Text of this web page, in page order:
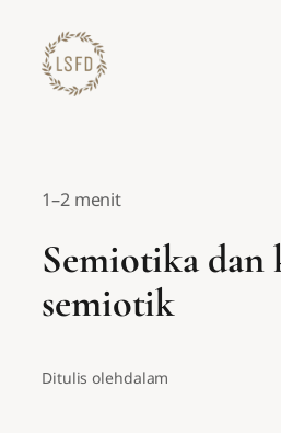
konten
1–2 menit
Semiotika dan
semiotik
Ditulis olehdalam